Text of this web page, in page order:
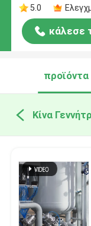
5.0
κάλεσε
προϊόντα